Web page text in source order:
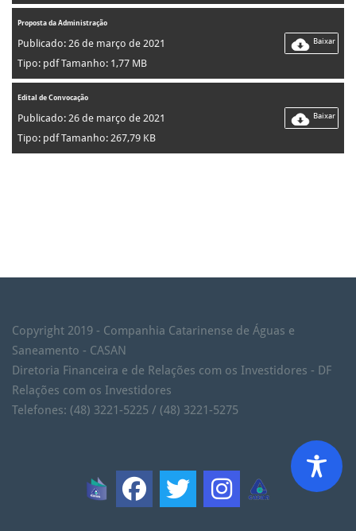
Proposta da Administração
Publicado: 26 de março de 2021
Tipo: pdf Tamanho: 1,77 MB
Baixar
Edital de Convocação
Publicado: 26 de março de 2021
Tipo: pdf Tamanho: 267,79 KB
Baixar
Copyright 2019 - Companhia Catarinense de Águas e
Saneamento - CASAN
Diretoria Financeira e de Relações com os Investidores - DF
Relações com os Investidores
Telefones: (48) 3221-5225 / (48) 3221-5275